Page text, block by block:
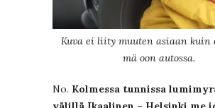
Kuva ei liity muuten asiaan kuin
mä oon autossa.
No. Kolmessa tunnissa